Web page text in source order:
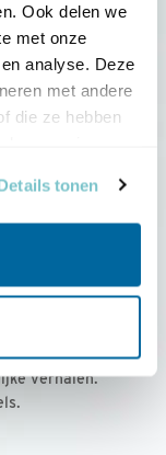
Ook delen we
met onze
analyse. Deze
met andere
die ze hebben
tonen
per jaar
met
verhalen.